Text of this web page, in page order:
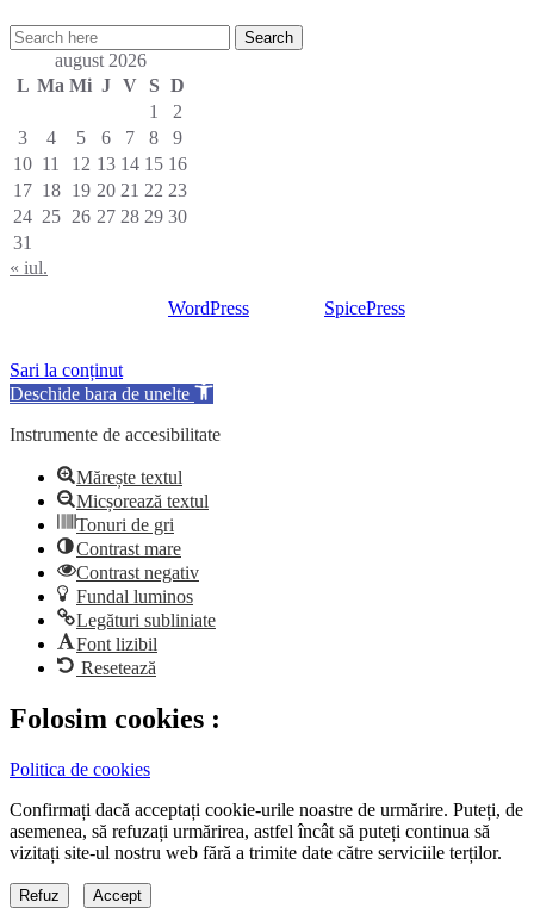
august 2026
L Ma Mi J V S D
1
2
3
4 5 6 7 8
9
10 11 12 13 14 15 16
17 18 19 20 21 22 23
24 25 26 27 28 29 30
31
« iul.
WordPress SpicePress
Sari la conținut
Deschide bara de unelte
Instrumente de accesibilitate
Mărește textul
Micșorează textul
Tonuri de gri
Contrast mare
Contrast negativ
Fundal luminos
Legături subliniate
Font lizibil
Resetează
Folosim cookies :
Politica de cookies
Confirmați dacă acceptați cookie-urile noastre de urmărire. Puteți, de
asemenea, să refuzați urmărirea, astfel încât să puteți continua să
vizitați site-ul nostru web fără a trimite date către serviciile terților.
Refuz Accept